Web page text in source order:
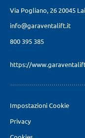
Via Pogliano, 26 20045
info@garaventalift.it
800 395 385
https://
Impostazioni Cookie
Privacy